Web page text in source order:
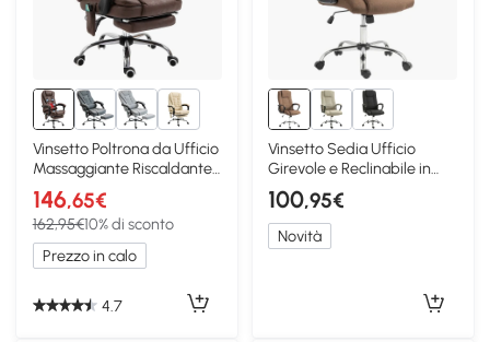
5+
Vinsetto Poltrona da Ufficio
Massaggiante Riscaldante
Marrone
146,65€
162,95€10% di sconto
Prezzo in calo
4.7
Vinsetto Sedia Ufficio
Girevole e Reclinabile in
Tessuto, Marrone
100,95€
Novità